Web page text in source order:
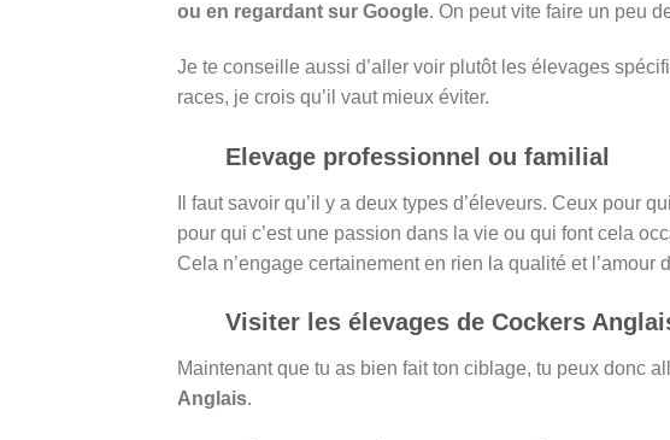
ou en regardant sur Google. On peut vite faire un peu
Je te conseille aussi d’aller voir plutôt les élevages
races, je crois qu’il vaut mieux éviter.
Elevage professionnel ou familial
Il faut savoir qu’il y a deux types d’éleveurs. Ceux pour
pour qui c’est une passion dans la vie ou qui font cela
Cela n’engage certainement en rien la qualité et l’amour
Visiter les élevages de Cockers
Maintenant que tu as bien fait ton ciblage, tu peux donc
Anglais.